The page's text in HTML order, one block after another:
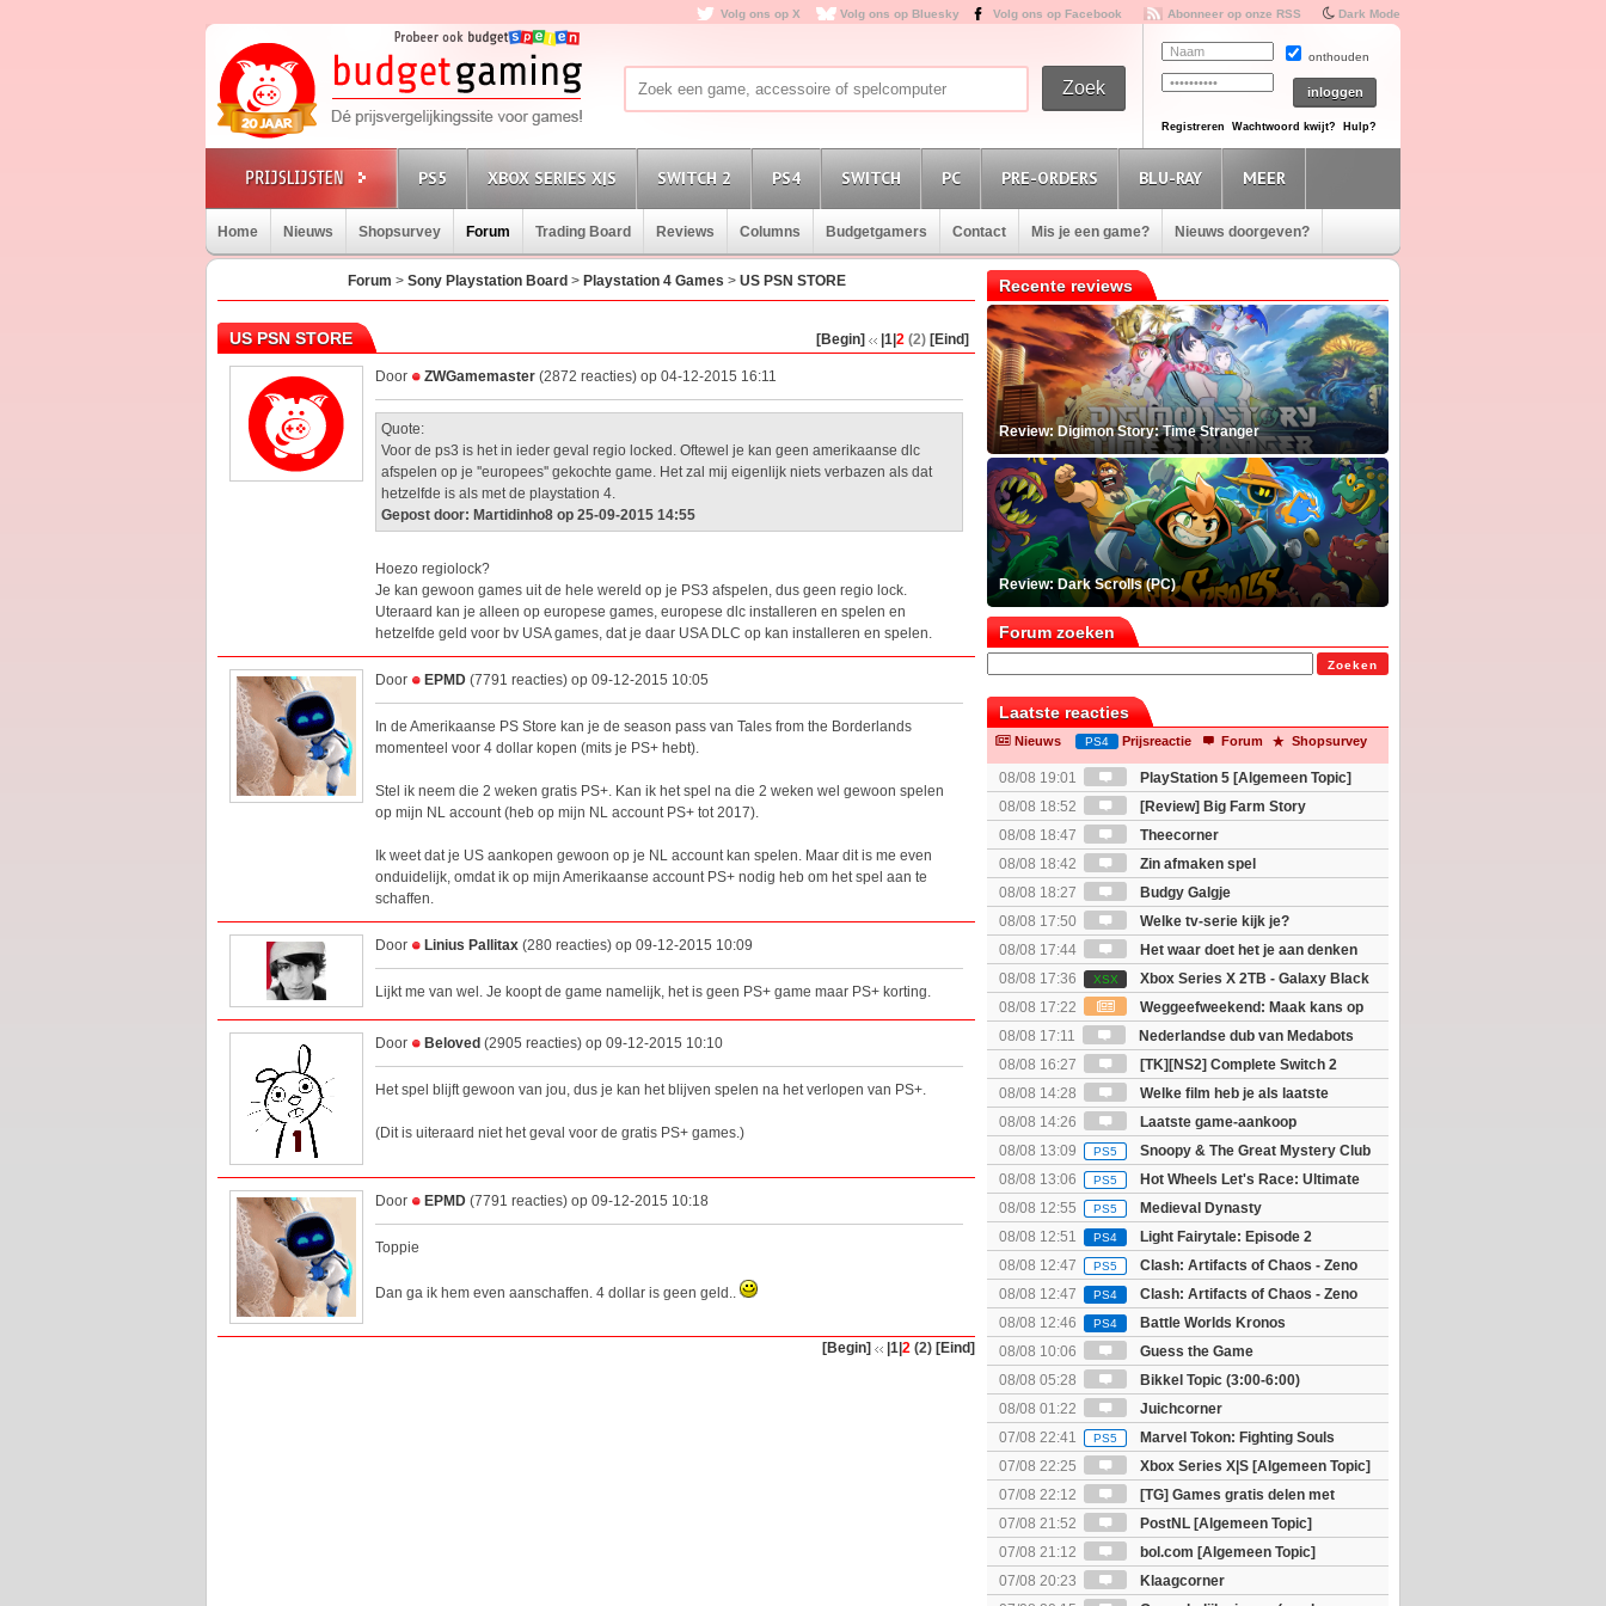
Volg ons op X Volg ons op Bluesky Volg ons op Facebook Abonneer op onze RSS Dark Mode
onthouden
Registreren Wachtwoord kwijt? Hulp?
PS5 XBOX SERIES X|S SWITCH 2 PS4 SWITCH PC PRE-ORDERS BLU-RAY MEER
Home Nieuws Shopsurvey Forum Trading Board Reviews Columns Budgetgamers Contact Mis je een game? Nieuws doorgeven?
Forum > Sony Playstation Board > Playstation 4 Games > US PSN STORE
US PSN STORE [Begin] |1 2 (2) [Eind]
Door ZWGamemaster (2872 reacties) op 04-12-2015 16:11
Quote:
Voor de ps3 is het in ieder geval regio locked. Oftewel je kan geen amerikaanse dlc
afspelen op je ''europees'' gekochte game. Het zal mij eigenlijk niets verbazen als dat
hetzelfde is als met de playstation 4.
Gepost door: Martidinho8 op 25-09-2015 14:55
Hoezo regiolock?
Je kan gewoon games uit de hele wereld op je PS3 afspelen, dus geen regio lock.
Uteraard kan je alleen op europese games, europese dlc installeren en spelen en
hetzelfde geld voor bv USA games, dat je daar USA DLC op kan installeren en spelen.
Door EPMD (7791 reacties) op 09-12-2015 10:05
In de Amerikaanse PS Store kan je de season pass van Tales from the Borderlands
momenteel voor 4 dollar kopen (mits je PS+ hebt).
Stel ik neem die 2 weken gratis PS+. Kan ik het spel na die 2 weken wel gewoon spelen
op mijn NL account (heb op mijn NL account PS+ tot 2017).
Ik weet dat je US aankopen gewoon op je NL account kan spelen. Maar dit is me even
onduidelijk, omdat ik op mijn Amerikaanse account PS+ nodig heb om het spel aan te
schaffen.
Door Linius Pallitax (280 reacties) op 09-12-2015 10:09
Lijkt me van wel. Je koopt de game namelijk, het is geen PS+ game maar PS+ korting.
Door Beloved (2905 reacties) op 09-12-2015 10:10
Het spel blijft gewoon van jou, dus je kan het blijven spelen na het verlopen van PS+.
(Dit is uiteraard niet het geval voor de gratis PS+ games.)
Door EPMD (7791 reacties) op 09-12-2015 10:18
Toppie
Dan ga ik hem even aanschaffen. 4 dollar is geen geld..
[Begin] |1 2 (2) [Eind]
Recente reviews
Review: Digimon Story: Time Stranger
Review: Dark Scrolls (PC)
Forum zoeken
Zoeken
Laatste reacties
Nieuws PS4 Prijsreactie Forum Shopsurvey
08/08 19:01
PlayStation 5 [Algemeen Topic]
08/08 18:52
[Review] Big Farm Story
(uitgespeeld op SteamDeck)
08/08 18:47
Theecorner
08/08 18:42
Zin afmaken spel
08/08 18:27
Budgy Galgje
08/08 17:50
Welke tv-serie kijk je?
08/08 17:44
Het waar doet het je aan denken
spel! (3 posts wachten!)
08/08 17:36 XSX
Xbox Series X 2TB - Galaxy Black
Special Edition
08/08 17:22
Weggeefweekend: Maak kans op
The Super Mario Galaxy movie (2x)!
08/08 17:11
Nederlandse dub van Medabots
binnenkort geheel online...?
08/08 16:27
[TK][NS2] Complete Switch 2
collectie
08/08 14:28
Welke film heb je als laatste
gezien?
08/08 14:26
Laatste game-aankoop
08/08 13:09
PS5
Snoopy & The Great Mystery Club
08/08 13:06
PS5
Hot Wheels Let's Race: Ultimate
Speed!
08/08 12:55 PS5
Medieval Dynasty
08/08 12:51
PS4
Light Fairytale: Episode 2
08/08 12:47
PS5
Clash: Artifacts of Chaos - Zeno
Edition
08/08 12:47 PS4
Clash: Artifacts of Chaos - Zeno
Edition
08/08 12:46 PS4
Battle Worlds Kronos
08/08 10:06
Guess the Game
08/08 05:28
Bikkel Topic (3:00-6:00)
08/08 01:22
Juichcorner
07/08 22:41
PS5
Marvel Tokon: Fighting Souls
07/08 22:25
Xbox Series X|S [Algemeen Topic]
07/08 22:12
[TG] Games gratis delen met
elkaar.
07/08 21:52
PostNL [Algemeen Topic]
07/08 21:12
bol.com [Algemeen Topic]
07/08 20:23
Klaagcorner